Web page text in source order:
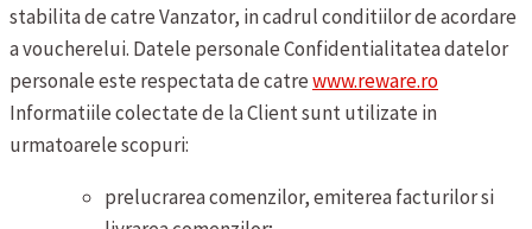
stabilita de catre Vanzator, in cadrul conditiilor de acordare
a voucherelui. Datele personaleConfidentialitatea datelor
personale este respectata de catrewww.reware.ro
Informatiile colectate de la Client sunt utilizate in
urmatoarele scopuri:
prelucrarea comenzilor, emiterea facturilor si